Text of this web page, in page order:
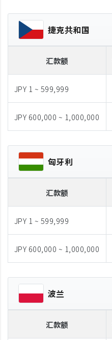
捷克共和国
汇款额
JPY 1 ~ 599,999
JPY 600,000 ~ 1,000,000
匈牙利
汇款额
JPY 1 ~ 599,999
JPY 600,000 ~ 1,000,000
波兰
汇款额